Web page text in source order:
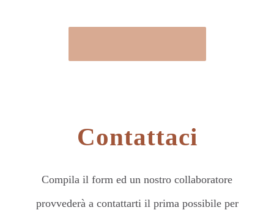
Contattaci
Compila il form ed un nostro collaboratore
provvederà a contattarti il prima possibile per